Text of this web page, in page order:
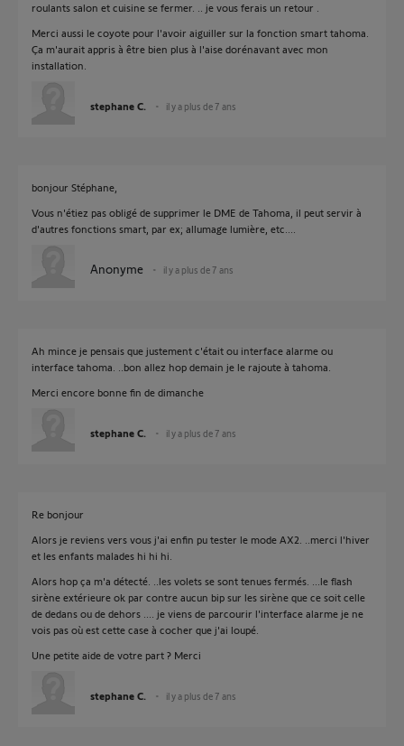
roulants salon et cuisine se fermer. .. je vous ferais un retour .
Merci aussi le coyote pour l'avoir aiguiller sur la fonction smart tahoma.
Ça m'aurait appris à être bien plus à l'aise dorénavant avec mon
installation.
stephane C. il y a plus de 7 ans
bonjour Stéphane,
Vous n'étiez pas obligé de supprimer le DME de Tahoma, il peut servir à
d'autres fonctions smart, par ex; allumage lumière, etc....
Anonyme il y a plus de 7 ans
Ah mince je pensais que justement c'était ou interface alarme ou
interface tahoma. ..bon allez hop demain je le rajoute à tahoma.
Merci encore bonne fin de dimanche
stephane C. il y a plus de 7 ans
Re bonjour
Alors je reviens vers vous j'ai enfin pu tester le mode AX2. ..merci l'hiver
et les enfants malades hi hi hi.
Alors hop ça m'a détecté. ..les volets se sont tenues fermés. ...le flash
sirène extérieure ok par contre aucun bip sur les sirène que ce soit celle
de dedans ou de dehors .... je viens de parcourir l'interface alarme je ne
vois pas où est cette case à cocher que j'ai loupé.
Une petite aide de votre part ? Merci
stephane C. il y a plus de 7 ans